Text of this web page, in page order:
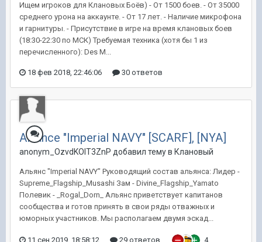
Ищем игроков для Клановых Боёв) - От 1500 боев. - От 35000
среднего урона на аккаунте. - От 17 лет. - Наличие микрофона
и гарнитуры. - Присутствие в игре на время клановых боев
(18:30-22:30 по МСК) Требуемая техника (хотя бы 1 из
перечисленного): Des M...
18 фев 2018, 22:46:06 30 ответов
Alliance "Imperial NAVY" [SCARF], [NYA]
anonym_OzvdKOlT3ZnP добавил тему в Клановый
Альянс "Imperial NAVY" Руководящий состав альянса: Лидер -
Supreme_Flagship_Musashi Зам - Divine_Flagship_Yamato
Полевик - _Rogal_Dorn_ Альянс приветствует капитанов
сообщества и готов принять в свои ряды отважных и
юморных участников. Мы располагаем двумя эскад...
11 сен 2019, 18:58:12 29 ответов 4